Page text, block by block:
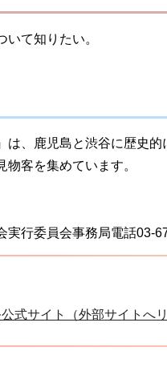
て知りたい。
は、鹿児島と渋谷に歴史
物客を集めています。
実行委員会事務局電話03-
式サイト（外部サイトへリ